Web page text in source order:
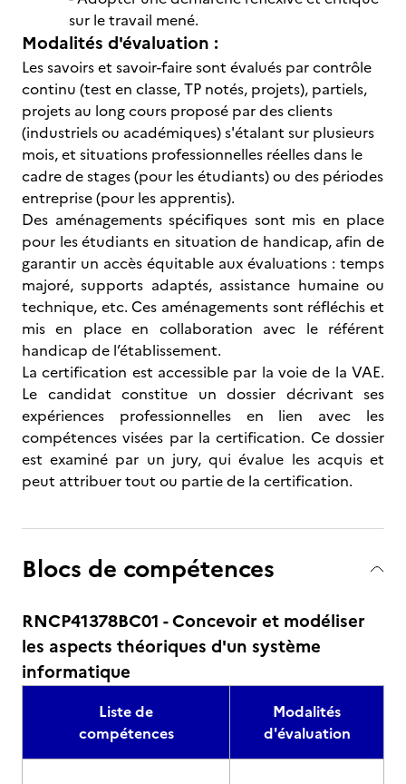
sur le travail mené.
Modalités d'évaluation :
Les savoirs et savoir-faire sont évalués par contrôle
continu (test en classe, TP notés, projets), partiels,
projets au long cours proposé par des clients
(industriels ou académiques) s'étalant sur plusieurs
mois, et situations professionnelles réelles dans le
cadre de stages (pour les étudiants) ou des périodes
entreprise (pour les apprentis).
Des aménagements spécifiques sont mis en place
pour les étudiants en situation de handicap, afin de
garantir un accès équitable aux évaluations : temps
majoré, supports adaptés, assistance humaine ou
technique, etc. Ces aménagements sont réfléchis et
mis en place en collaboration avec le référent
handicap de l’établissement.
La certification est accessible par la voie de la VAE.
Le candidat constitue un dossier décrivant ses
expériences professionnelles en lien avec les
compétences visées par la certification. Ce dossier
est examiné par un jury, qui évalue les acquis et
peut attribuer tout ou partie de la certification.
Blocs de compétences
RNCP41378BC01 - Concevoir et modéliser
les aspects théoriques d'un système
informatique
Liste de
compétences
Modalités
d'évaluation